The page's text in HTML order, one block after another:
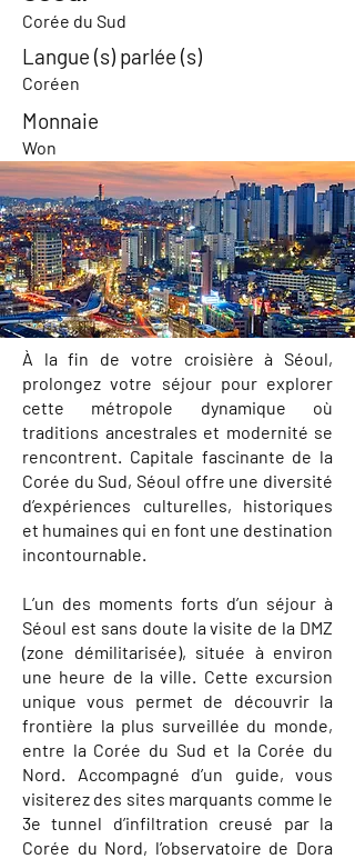
Corée du Sud
Langue (s) parlée (s)
Coréen
Monnaie
Won
À la fin de votre croisière à Séoul,
prolongez votre séjour pour explorer
cette métropole dynamique où
traditions ancestrales et modernité se
rencontrent. Capitale fascinante de la
Corée du Sud, Séoul offre une diversité
d’expériences culturelles, historiques
et humaines qui en font une destination
incontournable.
L’un des moments forts d’un séjour à
Séoul est sans doute la visite de la DMZ
(zone démilitarisée), située à environ
une heure de la ville. Cette excursion
unique vous permet de découvrir la
frontière la plus surveillée du monde,
entre la Corée du Sud et la Corée du
Nord. Accompagné d’un guide, vous
visiterez des sites marquants comme le
3e tunnel d’infiltration creusé par la
Corée du Nord, l’observatoire de Dora